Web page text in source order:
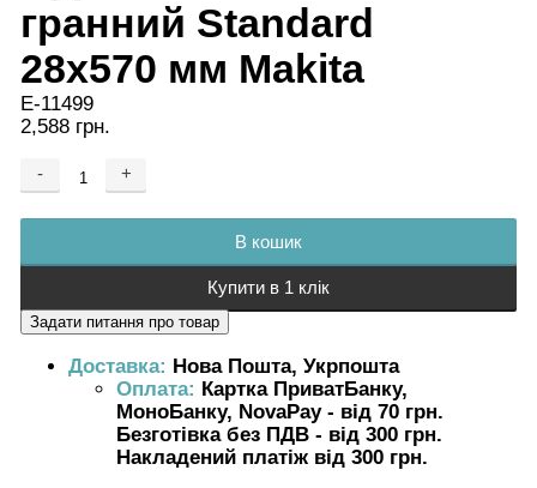
гранний Standard
28x570 мм Makita
E-11499
2,588 грн.
- +
В кошик
Купити в 1 клік
Доставка: Нова Пошта, Укрпошта
Оплата: Картка ПриватБанку,
МоноБанку, NovaPay - від 70 грн.
Безготівка без ПДВ - від 300 грн.
Накладений платіж від 300 грн.